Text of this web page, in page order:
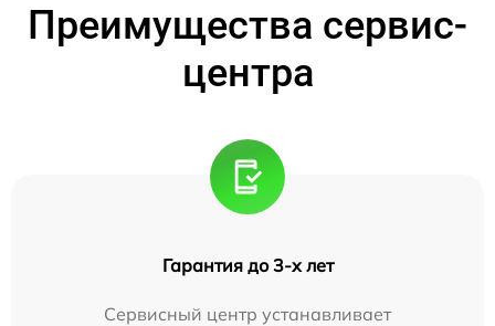
Преимущества сервис-
центра
Гарантия до 3-х лет
Сервисный центр устанавливает